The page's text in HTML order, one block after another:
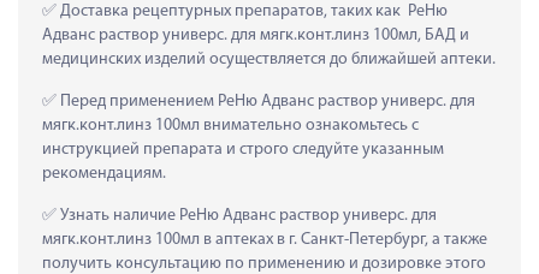
Доставка рецептурных препаратов, таких как  РеНю
Адванс раствор универс. для мягк.конт.линз 100мл, БАД и
медицинских изделий осуществляется до ближайшей аптеки.
Перед применением РеНю Адванс раствор универс. для
мягк.конт.линз 100мл внимательно ознакомьтесь с
инструкцией препарата и строго следуйте указанным
рекомендациям.
Узнать наличие РеНю Адванс раствор универс. для
мягк.конт.линз 100мл в аптеках в г. Санкт-Петербург, а также
получить консультацию по применению и дозировке этого